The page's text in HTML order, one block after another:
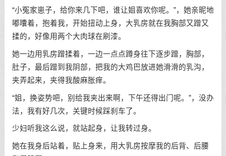
“小冤家崽子，给你来几下吧，谁让姐喜欢你呢。”，她亲昵地
嘟囔着，抱着我，开始扭动上身，大乳房就在我胸部又蹭又
揉的，好像用两个大肉球在刷漆。
她一边用乳房蹭揉着，一边一点点蹲身往下逐步蹭，胸部，
肚子，最后蹭到我阴部，把我的大鸡巴放进她滑滑的乳沟，
夹弄起来，夹得我酸麻胀痒。
“姐，换姿势吧，别给我夹出来啊，下午还得出门呢。”，没办
法，我有好几次，关键时候踩刹车了。
少妇听我这么说，就站起身，让我转过身。
她在我身后站着，贴上身来，用大乳房按摩我的后背、后腰